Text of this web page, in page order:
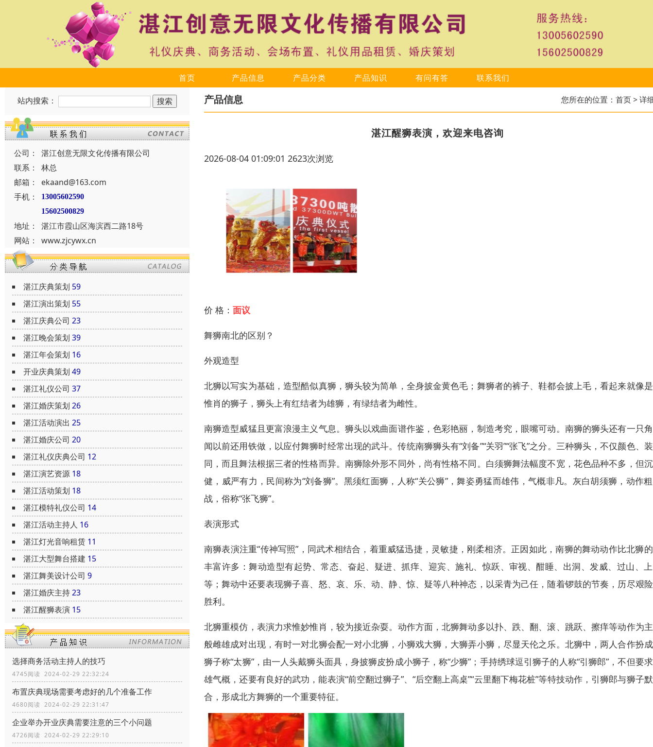
首页 产品信息 产品分类 产品知识 有问有答 联系我们
站内搜索：
公司：
湛江创意无限文化传播有限公司
联系：
林总
邮箱：
ekaand@163.com
手机：
13005602590
15602500829
地址：
湛江市霞山区海滨西二路18号
网站：
www.zjcywx.cn
湛江庆典策划 59
湛江演出策划 55
湛江庆典公司 23
湛江晚会策划 39
湛江年会策划 16
开业庆典策划 49
湛江礼仪公司 37
湛江婚庆策划 26
湛江活动演出 25
湛江婚庆公司 20
湛江礼仪庆典公司 12
湛江演艺资源 18
湛江活动策划 18
湛江模特礼仪公司 14
湛江活动主持人 16
湛江灯光音响租赁 11
湛江大型舞台搭建 15
湛江舞美设计公司 9
湛江婚庆主持23
湛江醒狮表演 15
选择商务活动主持人的技巧
4745阅读 2024-02-29 22:32:24
布置庆典现场需要考虑好的几个准备工作
4680阅读 2024-02-29 22:31:47
企业举办开业庆典需要注意的三个小问题
4726阅读 2024-02-29 22:29:10
产品信息 您所在的位置： 首页> 详
湛江醒狮表演，欢迎来电咨询
2026-08-04 01:09:01 2623次浏览
价 格： 面议
舞狮南北的区别？
外观造型
北狮以写实为基础，造型酷似真狮，狮头较为简单，全身披金黄色毛；舞狮者的裤子、鞋都会披上毛，看起来就像
惟肖的狮子，狮头上有红结者为雄狮，有绿结者为雌性。
南狮造型威猛且更富浪漫主义气息。狮头以戏曲面谱作鉴，色彩艳丽，制造考究，眼嘴可动。南狮的狮头还有一只
闻以前还用铁做，以应付舞狮时经常出现的武斗。传统南狮狮头有“刘备”“关羽”“张飞”之分。三种狮头，不仅颜色、
同，而且舞法根据三者的性格而异。南狮除外形不同外，尚有性格不同。白须狮舞法幅度不宽，花色品种不多，但
健，威严有力，民间称为“刘备狮”。黑须红面狮，人称“关公狮”，舞姿勇猛而雄伟，气概非凡。灰白胡须狮，动作
战，俗称“张飞狮”。
表演形式
南狮表演注重“传神写照”，同武术相结合，着重威猛迅捷，灵敏捷，刚柔相济。正因如此，南狮的舞动动作比北狮
丰富许多：舞动造型有起势、常态、奋起、疑进、抓痒、迎宾、施礼、惊跃、审视、酣睡、出洞、发威、过山、
等；舞动中还要表现狮子喜、怒、哀、乐、动、静、惊、疑等八种神态，以采青为己任，随着锣鼓的节奏，历尽艰
胜利。
北狮重模仿，表演力求惟妙惟肖，较为接近杂耍。动作方面，北狮舞动多以扑、跌、翻、滚、跳跃、擦痒等动作为
般雌雄成对出现，有时一对北狮会配一对小北狮，小狮戏大狮，大狮弄小狮，尽显天伦之乐。北狮中，两人合作扮
狮子称“太狮”，由一人头戴狮头面具，身披狮皮扮成小狮子，称“少狮”；手持绣球逗引狮子的人称“引狮郎”，不但要
雄气概，还要有良好的武功，能表演“前空翻过狮子”、“后空翻上高桌”“云里翻下梅花桩”等特技动作，引狮郎与狮子
合，形成北方舞狮的一个重要特征。